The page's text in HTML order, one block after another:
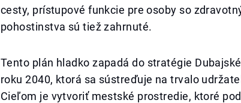
cesty, prístupové funkcie pre osoby so
pohostinstva sú tiež zahrnuté.
Tento plán hladko zapadá do stratégie
roku 2040, ktorá sa sústreďuje na trvalo
Cieľom je vytvoriť mestské prostredie, ktoré